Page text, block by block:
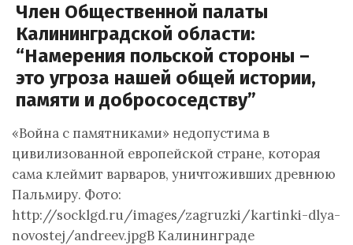
Член Общественной палаты
Калининградской области:
“Намерения польской стороны –
это угроза нашей общей истории,
памяти и добрососедству”
«Война с памятниками» недопустима в
цивилизованной европейской стране, которая
сама клеймит варваров, уничтоживших древнюю
Пальмиру. Фото:
http://socklgd.ru/images/zagruzki/kartinki-dlya-
novostej/andreev.jpgВ Калининграде